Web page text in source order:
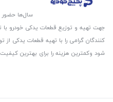
سال‌ها حضور
جهت تهیه و توزیع قطعات یدکی خودرو
کنندگان گرامی را با تهیه قطعات یدکی
شود و‌کمترین هزینه را برای بهترین